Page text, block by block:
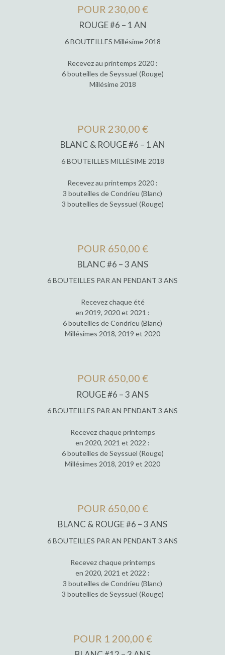
POUR 230,00 €
ROUGE #6 – 1 AN
6 BOUTEILLES Millésime 2018
Recevez au printemps 2020 :
6 bouteilles de Seyssuel (Rouge)
Millésime 2018
POUR 230,00 €
BLANC & ROUGE #6 – 1 AN
6 BOUTEILLES MILLÉSIME 2018
Recevez au printemps 2020 :
3 bouteilles de Condrieu (Blanc)
3 bouteilles de Seyssuel (Rouge)
POUR 650,00 €
BLANC #6 – 3 ANS
6 BOUTEILLES PAR AN PENDANT 3 ANS
Recevez chaque été
en 2019, 2020 et 2021 :
6 bouteilles de Condrieu (Blanc)
Millésimes 2018, 2019 et 2020
POUR 650,00 €
ROUGE #6 – 3 ANS
6 BOUTEILLES PAR AN PENDANT 3 ANS
Recevez chaque printemps
en 2020, 2021 et 2022 :
6 bouteilles de Seyssuel (Rouge)
Millésimes 2018, 2019 et 2020
POUR 650,00 €
BLANC & ROUGE #6 – 3 ANS
6 BOUTEILLES PAR AN PENDANT 3 ANS
Recevez chaque printemps
en 2020, 2021 et 2022 :
3 bouteilles de Condrieu (Blanc)
3 bouteilles de Seyssuel (Rouge)
POUR 1 200,00 €